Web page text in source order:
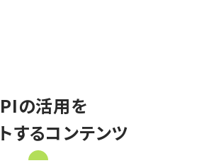
の活用を
するコンテンツ